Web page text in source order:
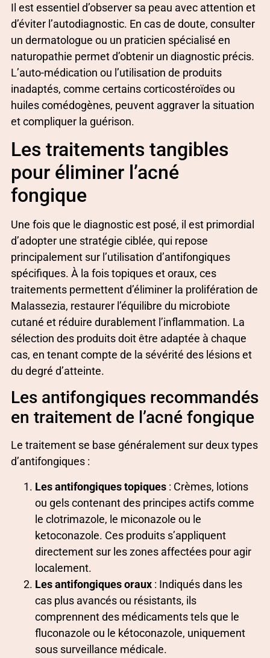
Il est essentiel d’observer sa peau avec attention et
d’éviter l’autodiagnostic. En cas de doute, consulter
un dermatologue ou un praticien spécialisé en
naturopathie permet d’obtenir un diagnostic précis.
L’auto-médication ou l’utilisation de produits
inadaptés, comme certains corticostéroïdes ou
huiles comédogènes, peuvent aggraver la situation
et compliquer la guérison.
Les traitements tangibles
pour éliminer l’acné
fongique
Une fois que le diagnostic est posé, il est primordial
d’adopter une stratégie ciblée, qui repose
principalement sur l’utilisation d’antifongiques
spécifiques. À la fois topiques et oraux, ces
traitements permettent d’éliminer la prolifération de
Malassezia, restaurer l’équilibre du microbiote
cutané et réduire durablement l’inflammation. La
sélection des produits doit être adaptée à chaque
cas, en tenant compte de la sévérité des lésions et
du degré d’atteinte.
Les antifongiques recommandés
en traitement de l’acné fongique
Le traitement se base généralement sur deux types
d’antifongiques :
Les antifongiques topiques : Crèmes, lotions
ou gels contenant des principes actifs comme
le clotrimazole, le miconazole ou le
ketoconazole. Ces produits s’appliquent
directement sur les zones affectées pour agir
localement.
Les antifongiques oraux : Indiqués dans les
cas plus avancés ou résistants, ils
comprennent des médicaments tels que le
fluconazole ou le kétoconazole, uniquement
sous surveillance médicale.